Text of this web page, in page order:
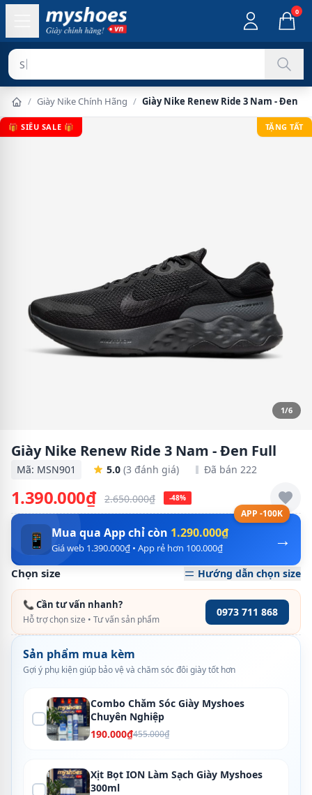
0
Sản phẩm ch
/ Giày Nike Chính Hãng / Giày Nike Renew Ride 3 Nam - Đen
🎁 SIÊU SALE 🎁 TẶNG TẤT
1/6
Giày Nike Renew Ride 3 Nam - Đen Full
Mã: MSN901 5.0 (3 đánh giá) Đã bán 222
1.390.000₫ 2.650.000₫ -48%
APP -100K
→
📱 Mua qua App chỉ còn 1.290.000₫
Giá web 1.390.000₫ • App rẻ hơn 100.000₫
Chọn size Hướng dẫn chọn size
📞 Cần tư vấn nhanh?
Hỗ trợ chọn size • Tư vấn sản phẩm
0973 711 868
Sản phẩm mua kèm
Gợi ý phụ kiện giúp bảo vệ và chăm sóc đôi giày tốt hơn
Combo Chăm Sóc Giày Myshoes
Chuyên Nghiệp
190.000₫455.000₫
Xịt Bọt ION Làm Sạch Giày Myshoes
300ml